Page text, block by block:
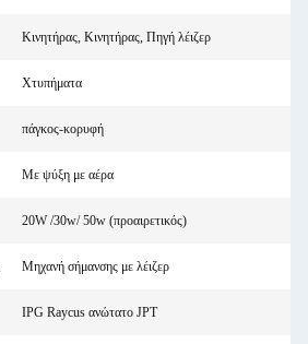
Κινητήρας, Κινητήρας, Πηγή λέιζερ
Χτυπήματα
πάγκος-κορυφή
Με ψύξη με αέρα
20W /30w/ 50w (προαιρετικός)
Μηχανή σήμανσης με λέιζερ
IPG Raycus ανώτατο JPT